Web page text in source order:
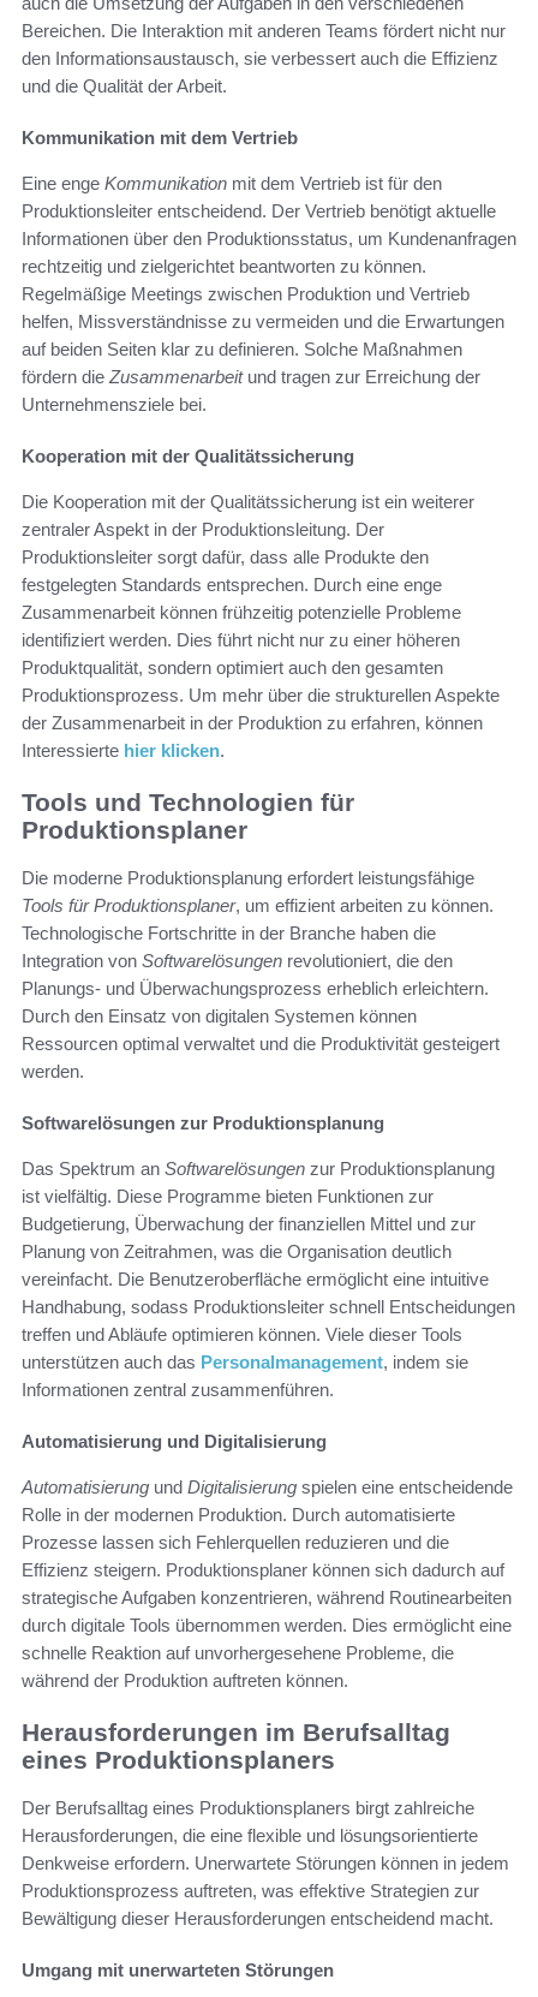
Bereichen. Die Interaktion mit anderen Teams fördert nicht nur
den Informationsaustausch, sie verbessert auch die Effizienz
und die Qualität der Arbeit.
Kommunikation mit dem Vertrieb
Eine enge Kommunikation mit dem Vertrieb ist für den
Produktionsleiter entscheidend. Der Vertrieb benötigt aktuelle
Informationen über den Produktionsstatus, um Kundenanfragen
rechtzeitig und zielgerichtet beantworten zu können.
Regelmäßige Meetings zwischen Produktion und Vertrieb
helfen, Missverständnisse zu vermeiden und die Erwartungen
auf beiden Seiten klar zu definieren. Solche Maßnahmen
fördern die Zusammenarbeitund tragen zur Erreichung der
Unternehmensziele bei.
Kooperation mit der Qualitätssicherung
Die Kooperation mit der Qualitätssicherung ist ein weiterer
zentraler Aspekt in der Produktionsleitung. Der
Produktionsleiter sorgt dafür, dass alle Produkte den
festgelegten Standards entsprechen. Durch eine enge
Zusammenarbeit können frühzeitig potenzielle Probleme
identifiziert werden. Dies führt nicht nur zu einer höheren
Produktqualität, sondern optimiert auch den gesamten
Produktionsprozess. Um mehr über die strukturellen Aspekte
der Zusammenarbeit in der Produktion zu erfahren, können
Interessierte hier klicken.
Tools und Technologien für
Produktionsplaner
Die moderne Produktionsplanung erfordert leistungsfähige
Tools für Produktionsplaner, um effizient arbeiten zu können.
Technologische Fortschritte in der Branche haben die
Integration von Softwarelösungen revolutioniert, die den
Planungs- und Überwachungsprozess erheblich erleichtern.
Durch den Einsatz von digitalen Systemen können
Ressourcen optimal verwaltet und die Produktivität gesteigert
werden.
Softwarelösungen zur Produktionsplanung
Das Spektrum an Softwarelösungen zur Produktionsplanung
ist vielfältig. Diese Programme bieten Funktionen zur
Budgetierung, Überwachung der finanziellen Mittel und zur
Planung von Zeitrahmen, was die Organisation deutlich
vereinfacht. Die Benutzeroberfläche ermöglicht eine intuitive
Handhabung, sodass Produktionsleiter schnell Entscheidungen
treffen und Abläufe optimieren können. Viele dieser Tools
unterstützen auch das Personalmanagement, indem sie
Informationen zentral zusammenführen.
Automatisierung und Digitalisierung
Automatisierung und Digitalisierung spielen eine entscheidende
Rolle in der modernen Produktion. Durch automatisierte
Prozesse lassen sich Fehlerquellen reduzieren und die
Effizienz steigern. Produktionsplaner können sich dadurch auf
strategische Aufgaben konzentrieren, während Routinearbeiten
durch digitale Tools übernommen werden. Dies ermöglicht eine
schnelle Reaktion auf unvorhergesehene Probleme, die
während der Produktion auftreten können.
Herausforderungen im Berufsalltag
eines Produktionsplaners
Der Berufsalltag eines Produktionsplaners birgt zahlreiche
Herausforderungen, die eine flexible und lösungsorientierte
Denkweise erfordern. Unerwartete Störungen können in jedem
Produktionsprozess auftreten, was effektive Strategien zur
Bewältigung dieser Herausforderungen entscheidend macht.
Umgang mit unerwarteten Störungen